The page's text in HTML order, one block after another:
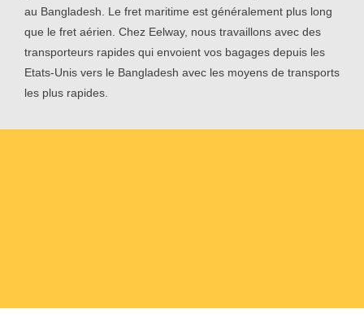
au Bangladesh. Le fret maritime est généralement plus long
que le fret aérien. Chez Eelway, nous travaillons avec des
transporteurs rapides qui envoient vos bagages depuis les
Etats-Unis vers le Bangladesh avec les moyens de transports
les plus rapides.